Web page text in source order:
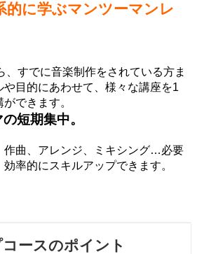
的に学ぶマンツーマンレ
、すでに音楽制作をされている方ま
や目的にあわせて、様々な講座を1
できます。
短期集中。
作曲、アレンジ、ミキシング…必要
率的にスキルアップできます。
ースのポイント